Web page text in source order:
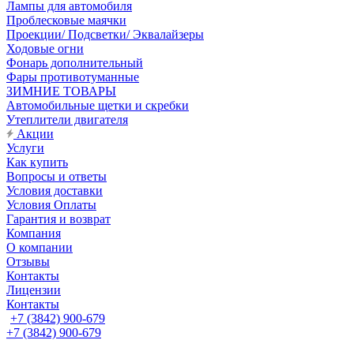
Лампы для автомобиля
Проблесковые маячки
Проекции/ Подсветки/ Эквалайзеры
Ходовые огни
Фонарь дополнительный
Фары противотуманные
ЗИМНИЕ ТОВАРЫ
Автомобильные щетки и скребки
Утеплители двигателя
Акции
Услуги
Как купить
Вопросы и ответы
Условия доставки
Условия Оплаты
Гарантия и возврат
Компания
О компании
Отзывы
Контакты
Лицензии
Контакты
+7 (3842) 900-679
+7 (3842) 900-679